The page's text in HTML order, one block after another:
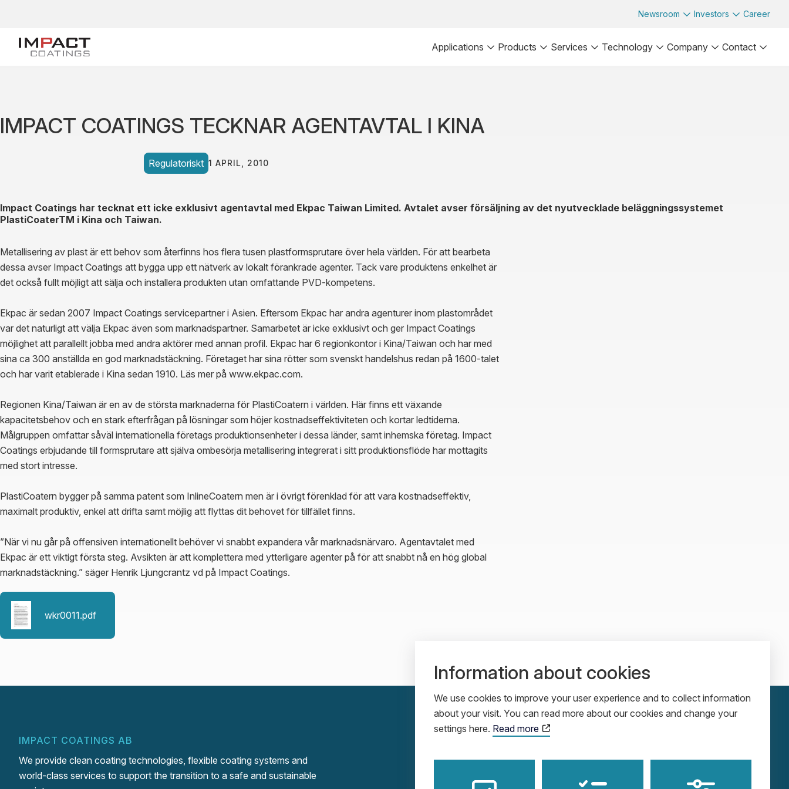
Newsroom Investors Career
Applications Products Services Technology Company Contact
IMPACT COATINGS TECKNAR AGENTAVTAL I KINA
Regulatoriskt 1 APRIL, 2010
Impact Coatings har tecknat ett icke exklusivt agentavtal med Ekpac Taiwan Limited. Avtalet avser försäljning av det nyutvecklade beläggningssystemet
PlastiCoaterTM i Kina och Taiwan.
Metallisering av plast är ett behov som återfinns hos flera tusen plastformsprutare över hela världen. För att bearbeta
dessa avser Impact Coatings att bygga upp ett nätverk av lokalt förankrade agenter. Tack vare produktens enkelhet är
det också fullt möjligt att sälja och installera produkten utan omfattande PVD-kompetens.
Ekpac är sedan 2007 Impact Coatings servicepartner i Asien. Eftersom Ekpac har andra agenturer inom plastområdet
var det naturligt att välja Ekpac även som marknadspartner. Samarbetet är icke exklusivt och ger Impact Coatings
möjlighet att parallellt jobba med andra aktörer med annan profil. Ekpac har 6 regionkontor i Kina/Taiwan och har med
sina ca 300 anställda en god marknadstäckning. Företaget har sina rötter som svenskt handelshus redan på 1600-talet
och har varit etablerade i Kina sedan 1910. Läs mer på www.ekpac.com.
Regionen Kina/Taiwan är en av de största marknaderna för PlastiCoatern i världen. Här finns ett växande
kapacitetsbehov och en stark efterfrågan på lösningar som höjer kostnadseffektiviteten och kortar ledtiderna.
Målgruppen omfattar såväl internationella företags produktionsenheter i dessa länder, samt inhemska företag. Impact
Coatings erbjudande till formsprutare att själva ombesörja metallisering integrerat i sitt produktionsflöde har mottagits
med stort intresse.
PlastiCoatern bygger på samma patent som InlineCoatern men är i övrigt förenklad för att vara kostnadseffektiv,
maximalt produktiv, enkel att drifta samt möjlig att flyttas dit behovet för tillfället finns.
”När vi nu går på offensiven internationellt behöver vi snabbt expandera vår marknadsnärvaro. Agentavtalet med
Ekpac är ett viktigt första steg. Avsikten är att komplettera med ytterligare agenter på för att snabbt nå en hög global
marknadstäckning.” säger Henrik Ljungcrantz vd på Impact Coatings.
wkr0011.pdf
IMPACT COATINGS AB
We provide clean coating technologies, flexible coating systems and
world-class services to support the transition to a safe and sustainable
ADDRESS
Cobolgatan 5
LinkedIn
YouTube
Information about cookies
We use cookies to improve your user experience and to collect information
about your visit. You can read more about our cookies and change your
settings here. Read more